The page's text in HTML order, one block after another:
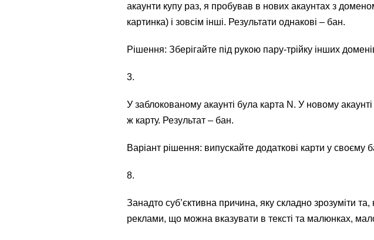
акаунти купу раз, я пробував в нових акаунтах з
картинка) і зовсім інші. Результати однакові – бан.
Рішення: Зберігайте під рукою пару-трійку інших
3.
У заблокованому акаунті була карта N. У новому
ж карту. Результат – бан.
Варіант рішення: випускайте додаткові карти у своєму
8.
Занадто суб’єктивна причина, яку складно зрозуміти
реклами, що можна вказувати в тексті та малюнках,